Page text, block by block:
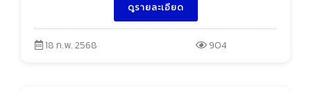
ดูรายละเอียด
18 ก.พ. 2568 904